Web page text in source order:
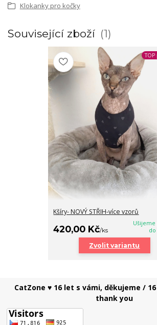
Klokanky pro kočky
Související zboží 1
Kšíry- NOVÝ STŘIH-více vzorů
420,00 Kč/ks
Ušijeme
do
Zvolit variantu
CatZone ♥ 16 let s vámi, děkujeme /
thank you